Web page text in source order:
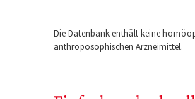
Die Datenbank enthält keine
anthroposophischen Arzneimittel.